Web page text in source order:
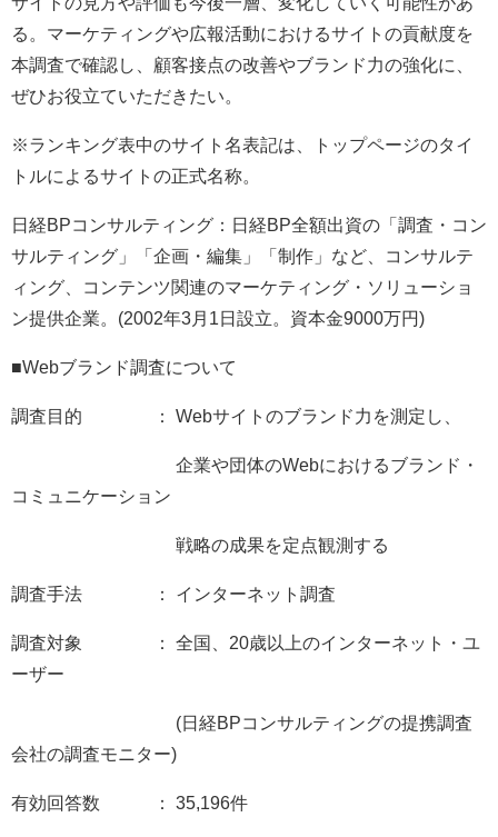
る。マーケティングや広報活動におけるサイトの貢献度を
本調査で確認し、顧客接点の改善やブランド力の強化に、
ぜひお役立ていただきたい。
※ランキング表中のサイト名表記は、トップページのタイ
トルによるサイトの正式名称。
日経BPコンサルティング：日経BP全額出資の「調査・コン
サルティング」「企画・編集」「制作」など、コンサルテ
ィング、コンテンツ関連のマーケティング・ソリューショ
ン提供企業。(2002年3月1日設立。資本金9000万円)
■Webブランド調査について
調査目的 ： Webサイトのブランド力を測定し、
企業や団体のWebにおけるブランド・
コミュニケーション
戦略の成果を定点観測する
調査手法 ： インターネット調査
調査対象 ： 全国、20歳以上のインターネット・ユ
ーザー
(日経BPコンサルティングの提携調査
会社の調査モニター)
有効回答数 ： 35,196件